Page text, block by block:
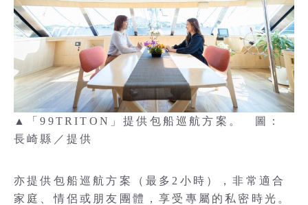
▲「99TRITON」提供包船巡航方案。 圖：
長崎縣／提供
亦提供包船巡航方案（最多2小時），非常適合
家庭、情侶或朋友團體，享受專屬的私密時光。